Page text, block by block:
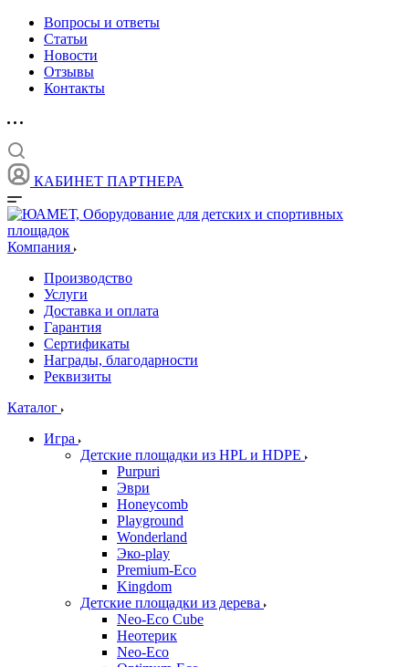
Вопросы и ответы
Статьи
Новости
Отзывы
Контакты
КАБИНЕТ ПАРТНЕРА
Компания
Производство
Услуги
Доставка и оплата
Гарантия
Сертификаты
Награды, благодарности
Реквизиты
Каталог
Игра
Детские площадки из HPL и HDPE
Purpuri
Эври
Honeycomb
Playground
Wonderland
Эко-play
Premium-Eco
Kingdom
Детские площадки из дерева
Neo-Eco Cube
Неотерик
Neo-Eco